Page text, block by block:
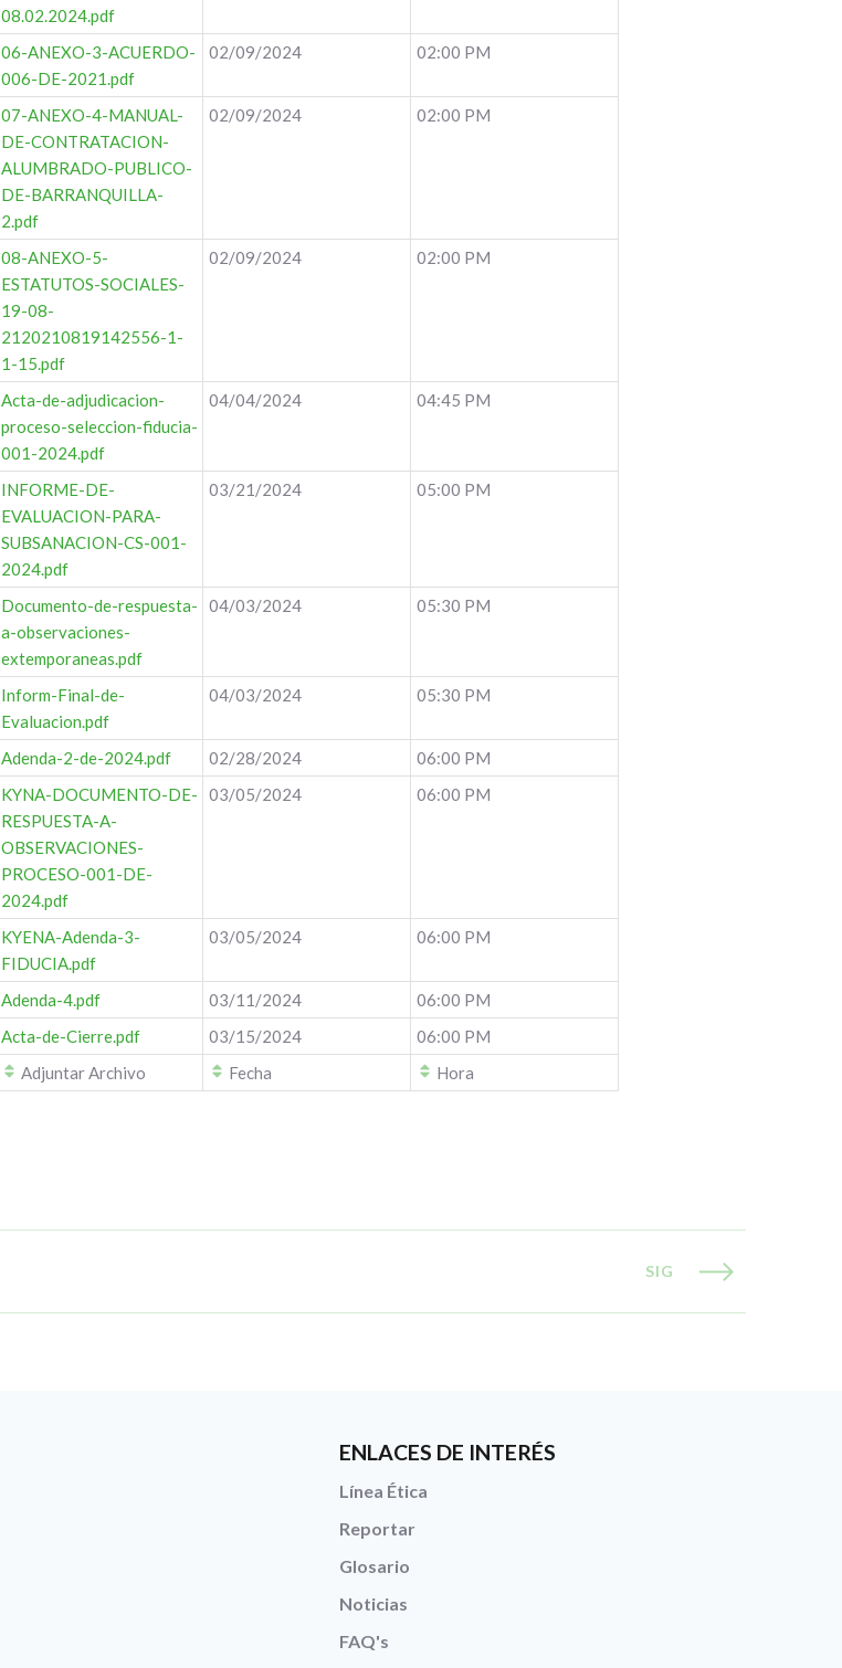
08.02.2024.pdf
06-ANEXO-3-ACUERDO-
006-DE-2021.pdf
02/09/2024 02:00 PM
07-ANEXO-4-MANUAL-
DE-CONTRATACION-
ALUMBRADO-PUBLICO-
DE-BARRANQUILLA-
2.pdf
02/09/2024 02:00 PM
08-ANEXO-5-
ESTATUTOS-SOCIALES-
19-08-
2120210819142556-1-
1-15.pdf
02/09/2024 02:00 PM
Acta-de-adjudicacion-
proceso-seleccion-fiducia-
001-2024.pdf
04/04/2024 04:45 PM
INFORME-DE-
EVALUACION-PARA-
SUBSANACION-CS-001-
2024.pdf
03/21/2024 05:00 PM
Documento-de-respuesta-
a-observaciones-
extemporaneas.pdf
04/03/2024 05:30 PM
Inform-Final-de-
Evaluacion.pdf
04/03/2024 05:30 PM
Adenda-2-de-2024.pdf 02/28/2024
06:00 PM
KYNA-DOCUMENTO-DE-
RESPUESTA-A-
OBSERVACIONES-
PROCESO-001-DE-
2024.pdf
03/05/2024 06:00 PM
KYENA-Adenda-3-
FIDUCIA.pdf
03/05/2024 06:00 PM
Adenda-4.pdf 03/11/2024
06:00 PM
Acta-de-Cierre.pdf 03/15/2024
06:00 PM
Adjuntar Archivo Fecha Hora
SIG
ENLACES DE INTERÉS
Línea Ética
Reportar
Glosario
Noticias
FAQ's